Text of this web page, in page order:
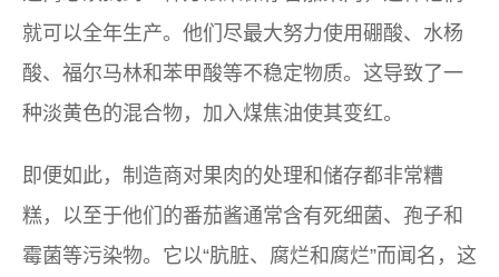
就可以全年生产。他们尽最大努力使用硼酸、水杨
酸、福尔马林和苯甲酸等不稳定物质。这导致了一
种淡黄色的混合物，加入煤焦油使其变红。
即便如此，制造商对果肉的处理和储存都非常糟
糕，以至于他们的番茄酱通常含有死细菌、孢子和
霉菌等污染物。它以“肮脏、腐烂和腐烂”而闻名，这